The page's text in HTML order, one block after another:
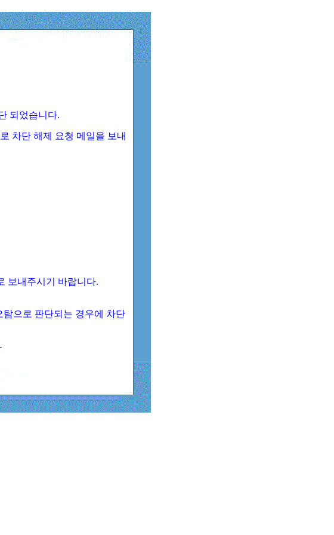
되었습니다.
차단 해제 요청 메일을 보내
보내주시기 바랍니다.
탐으로 판단되는 경우에 차단